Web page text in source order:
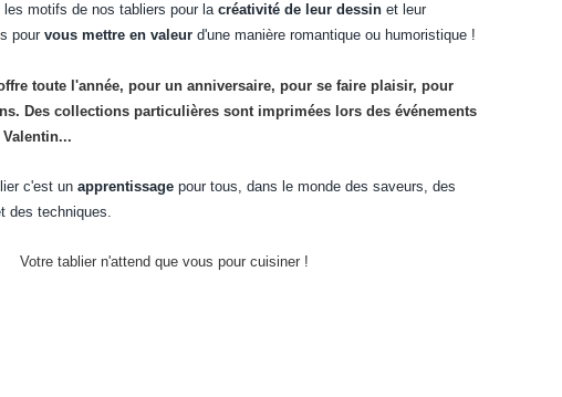
les motifs de nos tabliers pour la créativité de leur dessin et leur
pour vous mettre en valeur d'une manière romantique ou humoristique !
toute l'année, pour un anniversaire, pour se faire plaisir, pour
Des collections particulières sont imprimées lors des événements
c'est un apprentissage pour tous, dans le monde des saveurs, des
des techniques.
Votre tablier n'attend que vous pour cuisiner !